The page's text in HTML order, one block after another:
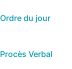
Ordre du jour
Procès Verbal